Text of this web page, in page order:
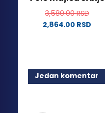
stranici
proizvoda.
3,580.00RSD
2,864.00 RSD
više
varijanti.
Jedan komentar